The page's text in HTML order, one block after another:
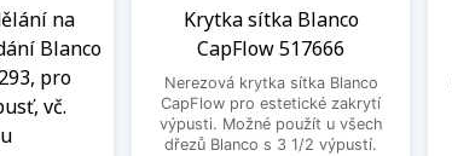
na
Blanco
pro
vč.
Krytka sítka Blanco
CapFlow 517666
Nerezová krytka sítka Blanco
CapFlow pro estetické zakrytí
výpusti. Možné použít u všech
dřezů Blanco s 3 1/2 výpustí.